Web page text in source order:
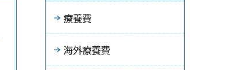
療養費
海外療養費